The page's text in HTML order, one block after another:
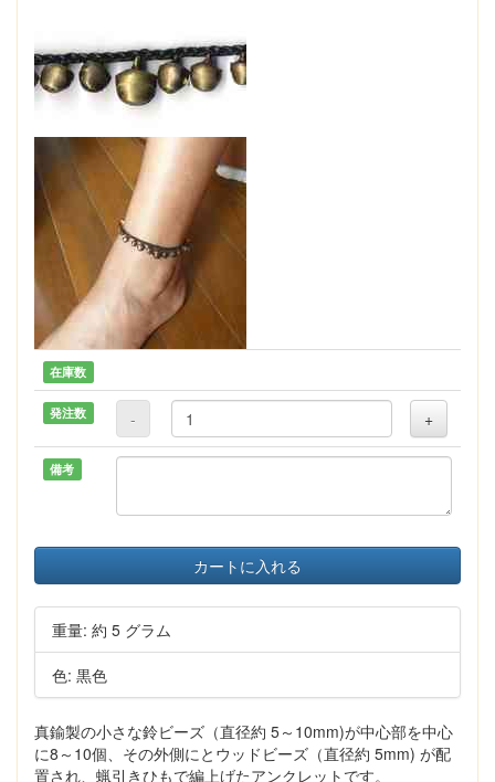
在庫数
発注数 - +
備考
カートに入れる
重量: 約 5 グラム
色: 黒色
真鍮製の小さな鈴ビーズ（直径約 5～10mm)が中心部を中心
に8～10個、その外側にとウッドビーズ（直径約 5mm) が配
置され、蝋引きひもで編上げたアンクレットです。